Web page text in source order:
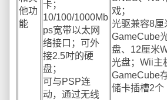
他功
能
卡；
10/100/1000Mb
ps宽带以太网
络接口；可外
接2.5吋的硬
盘；
可与PSP连
动，通过无线
戏；
光驱兼容8厘
GameCube
盘、12厘米
光盘；Wii主
GameCube
储卡插槽2个